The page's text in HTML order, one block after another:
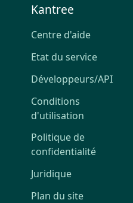
Kantree
Centre d'aide
Etat du service
Développeurs/API
Conditions
d'utilisation
Politique de
confidentialité
Juridique
Plan du site